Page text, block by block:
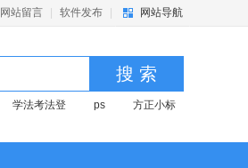
网站留言 软件发布 网站导航
搜 索
学法考法登 ps
方正小标